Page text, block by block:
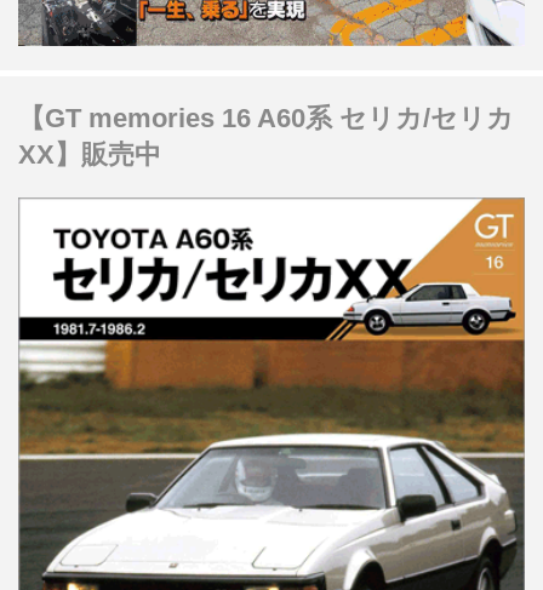
【GT memories 16 A60系 セリカ/セリカ
XX】販売中